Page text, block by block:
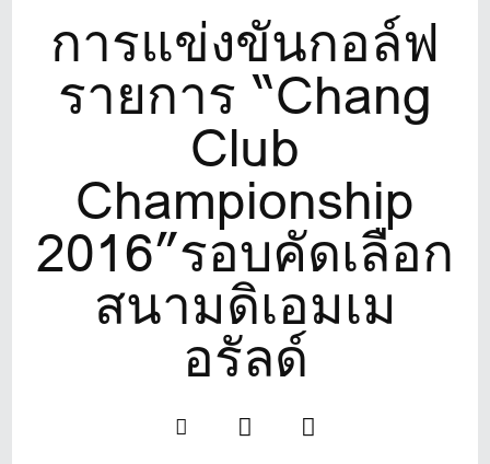
การแข่งขันกอล์ฟ
รายการ “Chang
Club
Championship
2016”รอบคัดเลือก
สนามดิเอมเม
อรัลด์